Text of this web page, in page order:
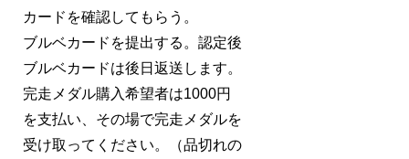
カードを確認してもらう。
ブルベカードを提出する。認定後
ブルベカードは後日返送します。
完走メダル購入希望者は1000円
を支払い、その場で完走メダルを
受け取ってください。（品切れの